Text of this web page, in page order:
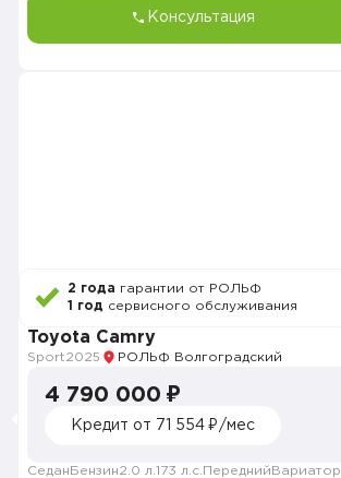
Консультация
2 года гарантии от РОЛЬФ
1 год сервисного обслуживания
Toyota Camry
Sport2025 РОЛЬФ Волгоградский
4 790 000 ₽
Кредит от 71 554 ₽/мес
Седан Бензин2.0 л. 173 л.с. Передний Вариатор